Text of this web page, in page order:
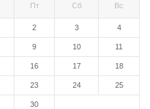
Пт Сб Вс
2 3 4
9 10 11
16 17 18
23 24 25
30